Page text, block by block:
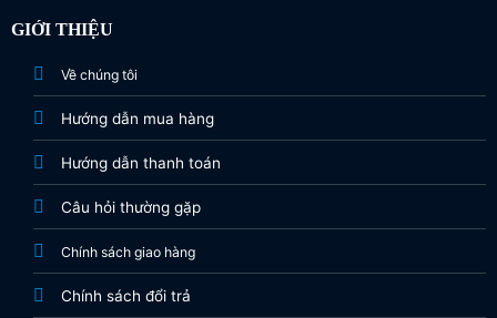
GIỚI THIỆU
Về chúng tôi
Hướng dẫn mua hàng
Hướng dẫn thanh toán
Câu hỏi thường gặp
Chính sách giao hàng
Chính sách đổi trả